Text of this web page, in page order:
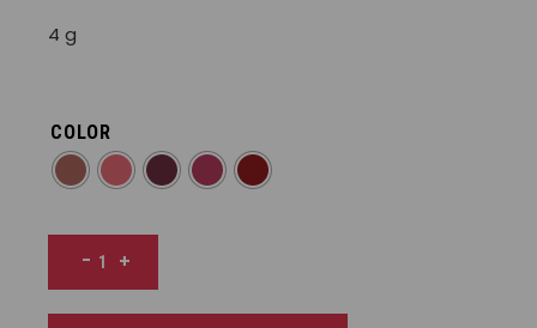
4 g
COLOR
Style - Labial hidratación continua cantidad
- +